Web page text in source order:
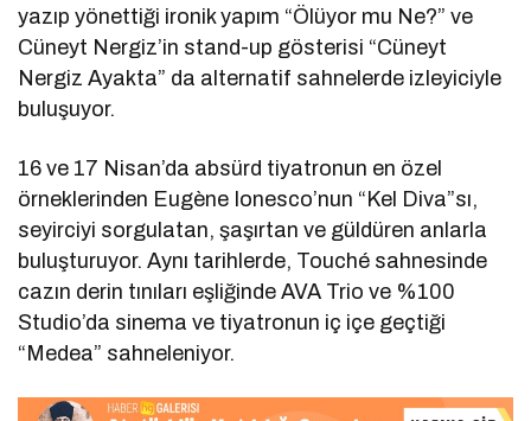
yazıp yönettiği ironik yapım “Ölüyor mu Ne?” ve
Cüneyt Nergiz’in stand-up gösterisi “Cüneyt
Nergiz Ayakta” da alternatif sahnelerde izleyiciyle
buluşuyor.
16 ve 17 Nisan’da absürd tiyatronun en özel
örneklerinden Eugène Ionesco’nun “Kel Diva”sı,
seyirciyi sorgulatan, şaşırtan ve güldüren anlarla
buluşturuyor. Aynı tarihlerde, Touché sahnesinde
cazın derin tınıları eşliğinde AVA Trio ve %100
Studio’da sinema ve tiyatronun iç içe geçtiği
“Medea” sahneleniyor.